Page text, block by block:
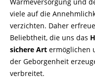
viele auf die
verzichten. Daher
Beliebtheit, die uns das
sichere Art ermöglichen
der Geborgenheit
verbreitet.